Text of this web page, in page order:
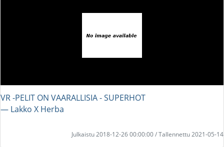
VR -PELIT ON VAARALLISIA - SUPERHOT
― Lakko X Herba
Julkaistu 2018-12-26 00:00:00 / Tallennettu 2021-05-14